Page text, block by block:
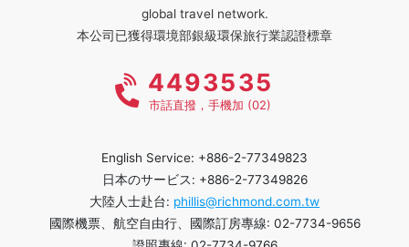
global travel network.
本公司已獲得環境部銀級環保旅行業認證標章
4493535
市話直撥，手機加 (02)
English Service: +886-2-77349823
日本のサービス: +886-2-77349826
大陸人士赴台: phillis@richmond.com.tw
國際機票、航空自由行、國際訂房專線: 02-7734-9656